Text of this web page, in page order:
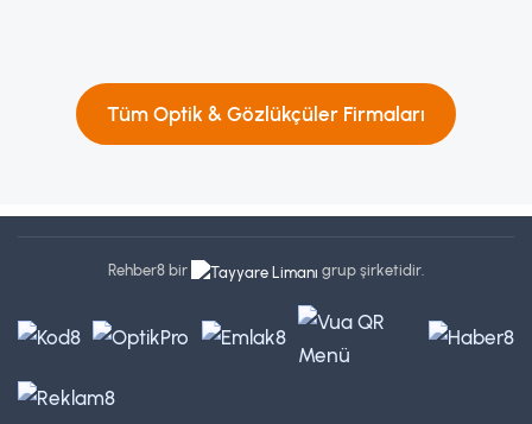
Tüm Optik & Gözlükçüler Firmaları
Rehber8 bir grup şirketidir.